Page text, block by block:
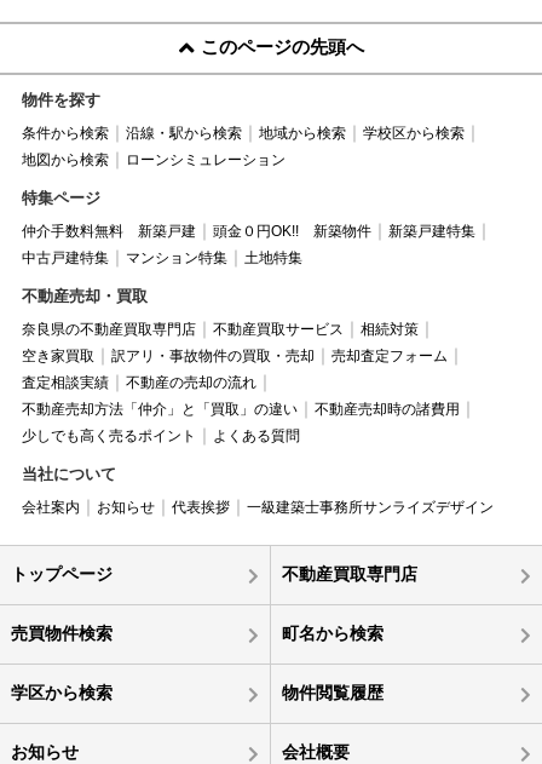
このページの先頭へ
物件を探す
条件から検索 沿線・駅から検索 地域から検索
学校区から検索
地図から検索
ローンシミュレーション
特集ページ
仲介手数料無料 新築戸建 頭金０円OK!! 新築物件
新築戸建特集
中古戸建特集
マンション特集 土地特集
不動産売却・買取
奈良県の不動産買取専門店 不動産買取サービス
相続対策
空き家買取
訳アリ・事故物件の買取・売却
売却査定フォーム
査定相談実績
不動産の売却の流れ
不動産売却方法「仲介」と「買取」の違い
不動産売却時の諸費用
少しでも高く売るポイント
よくある質問
当社について
会社案内 お知らせ 代表挨拶 一級建築士事務所サンライズデザイン
トップページ 不動産買取専門店
売買物件検索 町名から検索
学区から検索 物件閲覧履歴
お知らせ 会社概要